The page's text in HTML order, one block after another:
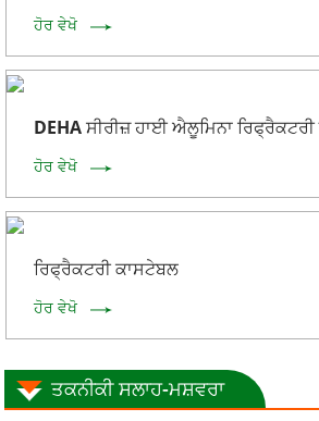
ਹੋਰ ਵੇਖੋ
DEHA ਸੀਰੀਜ਼ ਹਾਈ ਐਲੂਮਿਨਾ
ਹੋਰ ਵੇਖੋ
ਰਿਫ੍ਰੈਕਟਰੀ ਕਾਸਟੇਬਲ
ਹੋਰ ਵੇਖੋ
ਤਕਨੀਕੀ ਸਲਾਹ-ਮਸ਼ਵਰਾ